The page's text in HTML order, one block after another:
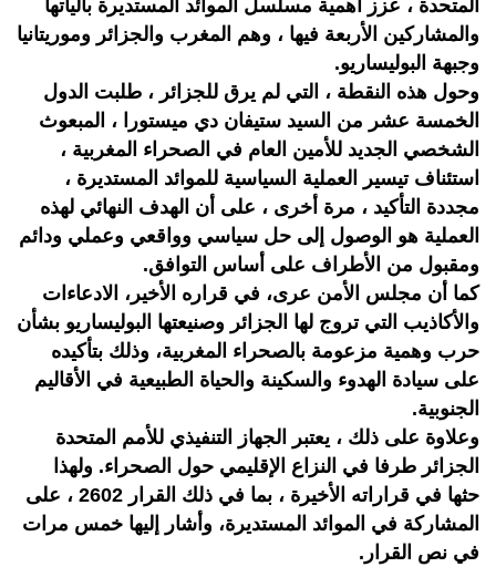
المتحدة ، عزز أهمية مسلسل الموائد المستديرة بآلياتها
والمشاركين الأربعة فيها ، وهم المغرب والجزائر وموريتانيا
وجبهة البوليساريو.
وحول هذه النقطة ، التي لم يرق للجزائر ، طلبت الدول
الخمسة عشر من السيد ستيفان دي ميستورا ، المبعوث
الشخصي الجديد للأمين العام في الصحراء المغربية ،
استئناف تيسير العملية السياسية للموائد المستديرة ،
مجددة التأكيد ، مرة أخرى ، على أن الهدف النهائي لهذه
العملية هو الوصول إلى حل سياسي وواقعي وعملي ودائم
ومقبول من الأطراف على أساس التوافق.
كما أن مجلس الأمن عرى، في قراره الأخير، الادعاءات
والأكاذيب التي تروج لها الجزائر وصنيعتها البوليساريو بشأن
حرب وهمية مزعومة بالصحراء المغربية، وذلك بتأكيده
على سيادة الهدوء والسكينة والحياة الطبيعية في الأقاليم
الجنوبية.
وعلاوة على ذلك ، يعتبر الجهاز التنفيذي للأمم المتحدة
الجزائر طرفا في النزاع الإقليمي حول الصحراء. ولهذا
حثها في قراراته الأخيرة ، بما في ذلك القرار 2602 ، على
المشاركة في الموائد المستديرة، وأشار إليها خمس مرات
في نص القرار.